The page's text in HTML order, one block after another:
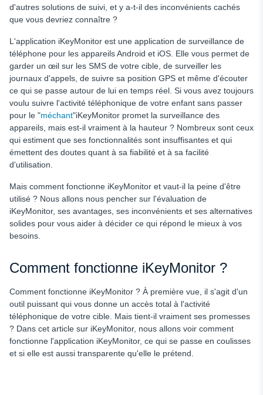
d'autres solutions de suivi, et y a-t-il des inconvénients cachés
que vous devriez connaître ?
L'application iKeyMonitor est une application de surveillance de
téléphone pour les appareils Android et iOS. Elle vous permet de
garder un œil sur les SMS de votre cible, de surveiller les
journaux d'appels, de suivre sa position GPS et même d'écouter
ce qui se passe autour de lui en temps réel. Si vous avez toujours
voulu suivre l'activité téléphonique de votre enfant sans passer
pour le "méchant"iKeyMonitor promet la surveillance des
appareils, mais est-il vraiment à la hauteur ? Nombreux sont ceux
qui estiment que ses fonctionnalités sont insuffisantes et qui
émettent des doutes quant à sa fiabilité et à sa facilité
d'utilisation.
Mais comment fonctionne iKeyMonitor et vaut-il la peine d'être
utilisé ? Nous allons nous pencher sur l'évaluation de
iKeyMonitor, ses avantages, ses inconvénients et ses alternatives
solides pour vous aider à décider ce qui répond le mieux à vos
besoins.
Comment fonctionne iKeyMonitor ?
Comment fonctionne iKeyMonitor ? À première vue, il s'agit d'un
outil puissant qui vous donne un accès total à l'activité
téléphonique de votre cible. Mais tient-il vraiment ses promesses
? Dans cet article sur iKeyMonitor, nous allons voir comment
fonctionne l'application iKeyMonitor, ce qui se passe en coulisses
et si elle est aussi transparente qu'elle le prétend.
En résumé